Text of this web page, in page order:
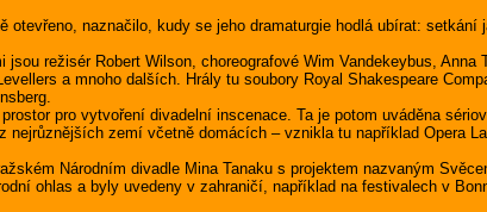
otevřeno, naznačilo, kudy se jeho dramaturgie hodlá ubírat:
Robert Wilson, choreografové Wim Vandekeybus, Anna
a mnoho dalších. Hrály tu soubory Royal Shakespeare
pro vytvoření divadelní inscenace. Ta je potom uváděna
zemí včetně domácích – vznikla tu například Opera
Národním divadle Mina Tanaku s projektem nazvaným
ohlas a byly uvedeny v zahraničí, například na festivalech v